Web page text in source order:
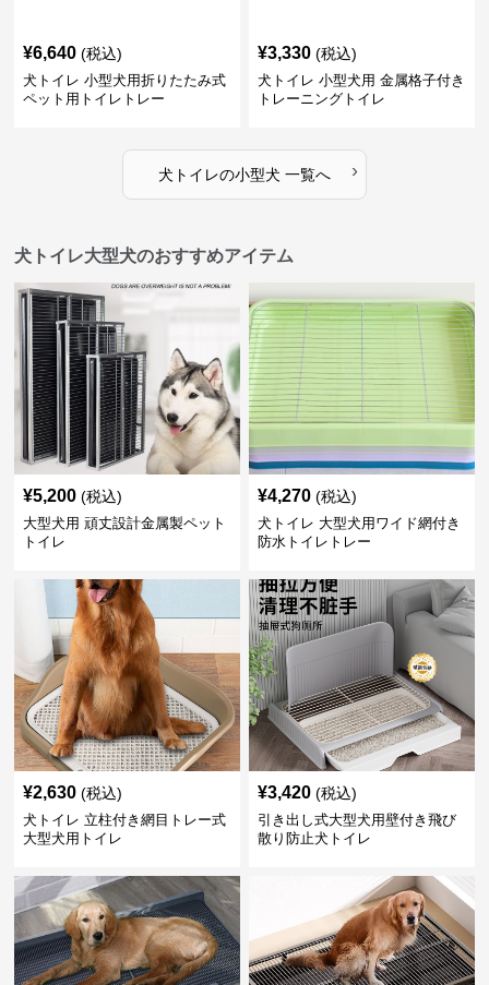
¥6,640 (税込)
犬トイレ 小型犬用折りたたみ式
ペット用トイレトレー
¥3,330 (税込)
犬トイレ 小型犬用 金属格子付き
トレーニングトイレ
犬トイレの小型犬 一覧へ ›
犬トイレ大型犬のおすすめアイテム
¥5,200 (税込)
大型犬用 頑丈設計金属製ペット
トイレ
¥4,270 (税込)
犬トイレ 大型犬用ワイド網付き
防水トイレトレー
¥2,630 (税込)
犬トイレ 立柱付き網目トレー式
大型犬用トイレ
¥3,420 (税込)
引き出し式大型犬用壁付き飛び
散り防止犬トイレ